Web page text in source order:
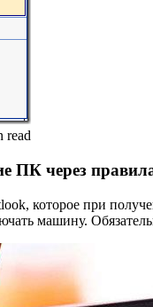
read
ПК через
которое при
машину.